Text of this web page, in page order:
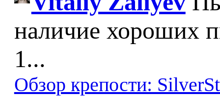
наличие хороших
1...
Обзор крепости: